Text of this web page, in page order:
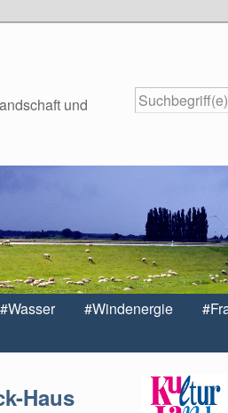
und
#Wasser #Windenergie
Haus